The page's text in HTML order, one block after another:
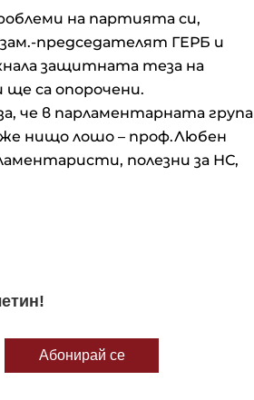
на партията си,
председателят ГЕРБ и
защитната теза на
са опорочени.
че в парламентарната група
нищо лошо – проф.Любен
полезни за НС,
Турция ограничава
корабоплаването в Черно море
след нарастване на атаките
България търси от ЕС
извънредна помощ за
производителите на краве
мляко и угоени прасета
който игнорира призивите на
Тръмп